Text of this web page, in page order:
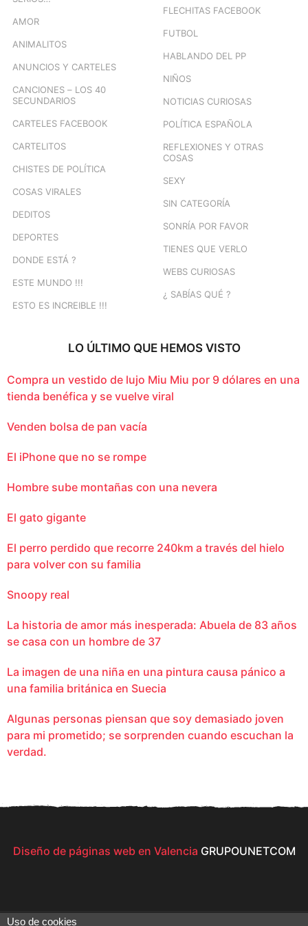
AMOR
ANIMALITOS
ANUNCIOS Y CARTELES
CANCIONES – LOS 40
SECUNDARIOS
CARTELES FACEBOOK
CARTELITOS
CHISTES DE POLÍTICA
COSAS VIRALES
DEDITOS
DEPORTES
DONDE ESTÁ ?
ESTE MUNDO !!!
ESTO ES INCREIBLE !!!
FLECHITAS FACEBOOK
FUTBOL
HABLANDO DEL PP
NIÑOS
NOTICIAS CURIOSAS
POLÍTICA ESPAÑOLA
REFLEXIONES Y OTRAS
COSAS
SEXY
SIN CATEGORÍA
SONRÍA POR FAVOR
TIENES QUE VERLO
WEBS CURIOSAS
¿ SABÍAS QUÉ ?
LO ÚLTIMO QUE HEMOS VISTO
Compra un vestido de lujo Miu Miu por 9 dólares en una
tienda benéfica y se vuelve viral
Venden bolsa de pan vacía
El iPhone que no se rompe
Hombre sube montañas con una nevera
El gato gigante
El perro perdido que recorre 240km a través del hielo
para volver con su familia
Snoopy real
La historia de amor más inesperada: Abuela de 83 años
se casa con un hombre de 37
La imagen de una niña en una pintura causa pánico a
una familia británica en Suecia
Algunas personas piensan que soy demasiado joven
para mi prometido; se sorprenden cuando escuchan la
verdad.
Diseño de páginas web en Valencia GRUPOUNETCOM
Uso de cookies